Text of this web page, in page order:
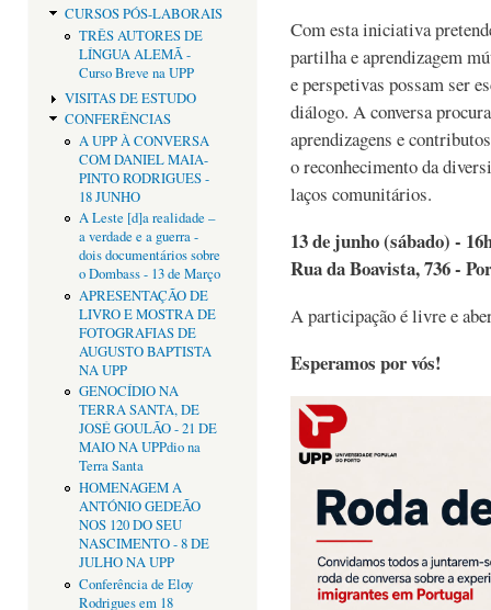
CURSOS PÓS-LABORAIS
TRÊS AUTORES DE
LÍNGUA ALEMÃ -
Curso Breve na UPP
VISITAS DE ESTUDO
CONFERÊNCIAS
A UPP À CONVERSA
COM DANIEL MAIA-
PINTO RODRIGUES -
18 JUNHO
A Leste [d]a realidade –
a verdade e a guerra -
dois documentários sobre
o Dombass - 13 de Março
APRESENTAÇÃO DE
LIVRO E MOSTRA DE
FOTOGRAFIAS DE
AUGUSTO BAPTISTA
NA UPP
GENOCÍDIO NA
TERRA SANTA, DE
JOSÉ GOULÃO - 21 DE
MAIO NA UPPdio na
Terra Santa
HOMENAGEM A
ANTÓNIO GEDEÃO
NOS 120 DO SEU
NASCIMENTO - 8 DE
JULHO NA UPP
Conferência de Eloy
Rodrigues em 18
Com esta iniciativa
partilha e aprendizagem
e perspetivas possam ser
diálogo. A conversa
aprendizagens e
o reconhecimento da
laços comunitários.
13 de junho (sábado) -
Rua da Boavista, 736 -
A participação é livre e
Esperamos por vós!